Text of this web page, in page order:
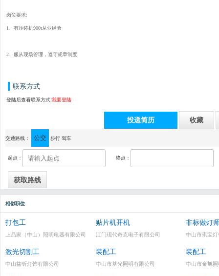
岗位要求:
1、有压铸机900t从业经验
2、服从现场管理，遵守规章制度
联系方式
登陆后查看联系方式!我要登陆
投递简历 收藏
通讯地址：中山市横栏镇乐丰八路新力士科技园18栋
交通路线： 公交 步行 驾车
起点： 终点：
相似职位
打包工
上品家（中山）照明电器有限公司
贴片机开机
江门现代奇克电子有限公司
非标做灯
中山市琪宝
激光切割工
中山益昕灯饰有限公司
装配工
中山市基光照明有限公司
装配工
中山市金旭